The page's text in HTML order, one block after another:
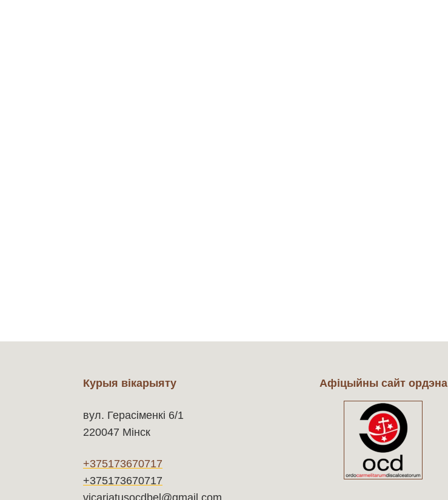
вул. Герасіменкі 6/1
220047 Мінск
Афіцыйны сайт ордэна
+375173670717
+375173670717
vicariatusocdbel@gmail.com
Курыя вікарыяту